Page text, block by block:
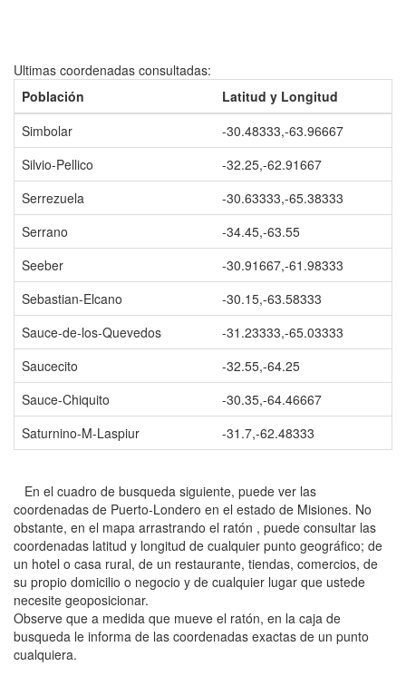
Ultimas coordenadas consultadas:
Población
Latitud y Longitud
Simbolar
-30.48333,-63.96667
Silvio-Pellico
-32.25,-62.91667
Serrezuela
-30.63333,-65.38333
Serrano
-34.45,-63.55
Seeber
-30.91667,-61.98333
Sebastian-Elcano
-30.15,-63.58333
Sauce-de-los-Quevedos
-31.23333,-65.03333
Saucecito
-32.55,-64.25
Sauce-Chiquito
-30.35,-64.46667
Saturnino-M-Laspiur
-31.7,-62.48333
En el cuadro de busqueda siguiente, puede ver las
coordenadas de Puerto-Londero en el estado de Misiones. No
obstante, en el mapa arrastrando el ratón , puede consultar las
coordenadas latitud y longitud de cualquier punto geográfico; de
un hotel o casa rural, de un restaurante, tiendas, comercios, de
su propio domicilio o negocio y de cualquier lugar que ustede
necesite geoposicionar.
Observe que a medida que mueve el ratón, en la caja de
busqueda le informa de las coordenadas exactas de un punto
cualquiera.